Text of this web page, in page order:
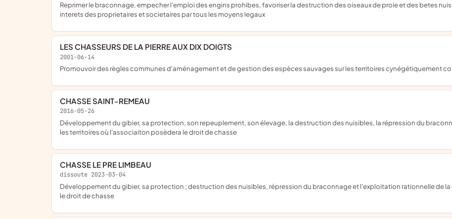
reprimer le braconnage, empecher l'emploi des engins prohibes, favoriser la destruction des oiseaux de proie et des betes nuisibles, repeuplement du gibier et defense des
interets des proprietaires et societaires par tous les moyens legaux
LES CHASSEURS DE LA PIERRE AUX DIX DOIGTS
2001-06-14
promouvoir des règles communes d'aménagement et de gestion des espèces sauvages sur les territoires cynégétiquement
CHASSE SAINT-REMEAU
2016-05-26
développement du gibier, sa protection, son repeuplement, son élevage, la destruction des nuisibles, la répression du braconnage et l'exploitation rationnelle de la chasse sur
les territoires où l'associaiton posèdera le droit de chasse
CHASSE LE PRE LIMBEAU
dissoute 2023-03-04
développement du gibier, sa protection ; destruction des nuisibles, répression du braconnage et l'exploitation rationnelle de la chasse sur le territoire où l'association possèdera
le droit de chasse